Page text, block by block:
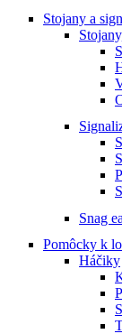
Stojany a
Snag
Pomôcky k
Háčiky